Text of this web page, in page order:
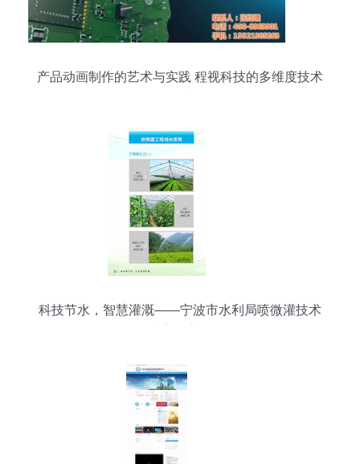
产品动画制作的艺术与实践 程视科技的多维度技术
科技节水，智慧灌溉——宁波市水利局喷微灌技术